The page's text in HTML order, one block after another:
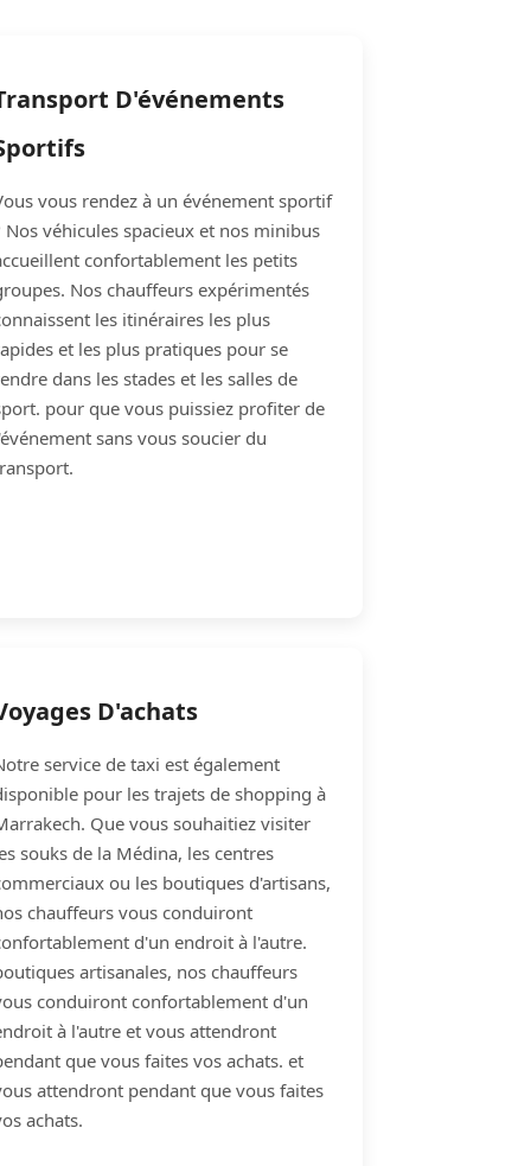
D'événements
vous rendez à un événement sportif
Nos véhicules spacieux et nos minibus
confortablement les petits
Nos chauffeurs expérimentés
les itinéraires les plus
et les plus pratiques pour se
dans les stades et les salles de
pour que vous puissiez profiter de
sans vous soucier du
D'achats
service de taxi est également
pour les trajets de shopping à
Que vous souhaitiez visiter
souks de la Médina, les centres
ou les boutiques d'artisans,
chauffeurs vous conduiront
d'un endroit à l'autre.
artisanales, nos chauffeurs
conduiront confortablement d'un
à l'autre et vous attendront
que vous faites vos achats. et
attendront pendant que vous faites
achats.